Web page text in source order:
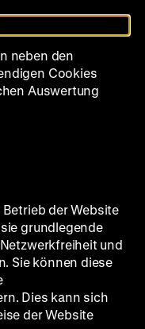
Uhr
CUTS – Der
Eichler, Lucas
im Film“)
neben den
Cookies
Auswertung
der Website
grundlegende
und
Sie können diese
Dies kann sich
der Website